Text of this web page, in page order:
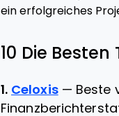
ein erfolgreiches
10 Die
1. Celoxis — Beste